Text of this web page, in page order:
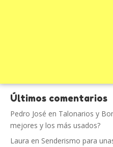
Últimos comentarios
Pedro José en Talonarios y
mejores y los más usados?
Laura en Senderismo para